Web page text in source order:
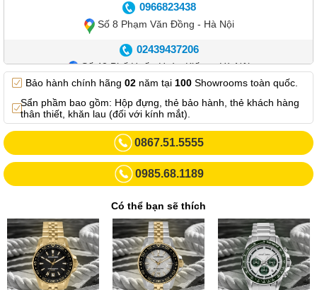
0966823438
Số 8 Phạm Văn Đồng - Hà Nội
02439437206
Số 42 Phố Huế - Hoàn Kiếm – Hà Nội
0982.769.887
Showroom 3: Số 87 Trương Định - Hai Bà Trưng - Hà Nội.
0969102552
Số 55 Trần Đăng Ninh – Cầu Giấy – Hà Nội
0963264832
02437836542
Số 8 Trần Duy Hưng - Cầu Giấy - Hà Nội
02432232319
Số 413 Quang Trung - Hà Đông - Hà Nội
Bảo hành chính hãng 02 năm tại 100 Showrooms toàn quốc.
Sẩn phầm bao gồm: Hộp đựng, thẻ bảo hành, thẻ khách hàng
thân thiết, khăn lau (đối với kính mắt).
0867.51.5555
0985.68.1189
Có thể bạn sẽ thích